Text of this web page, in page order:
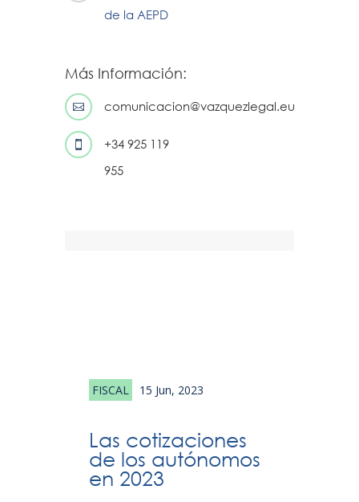
de la AEPD
Más Información:
 comunicacion@vazquezlegal.eu

+34 925 119
955
FISCAL 15 Jun, 2023
Las cotizaciones
de los autónomos
en 2023